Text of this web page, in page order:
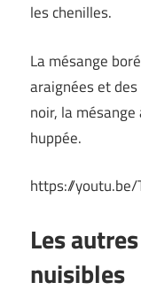
les chenilles.
La mésange
araignées et
noir, la
huppée.
https://
Les
nuisibles